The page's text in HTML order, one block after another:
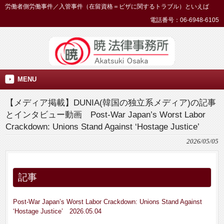
労働者側労働事件／入管事件（在留資格＝ビザに関するトラブル）といえば
電話番号：06-6948-6105
MENU
【メディア掲載】DUNIA(韓国の独立系メディア)の記事
とインタビュー動画 Post-War Japan’s Worst Labor
Crackdown: Unions Stand Against ‘Hostage Justice’
2026/05/05
記事
Post-War Japan’s Worst Labor Crackdown: Unions Stand Against
‘Hostage Justice’ 2026.05.04